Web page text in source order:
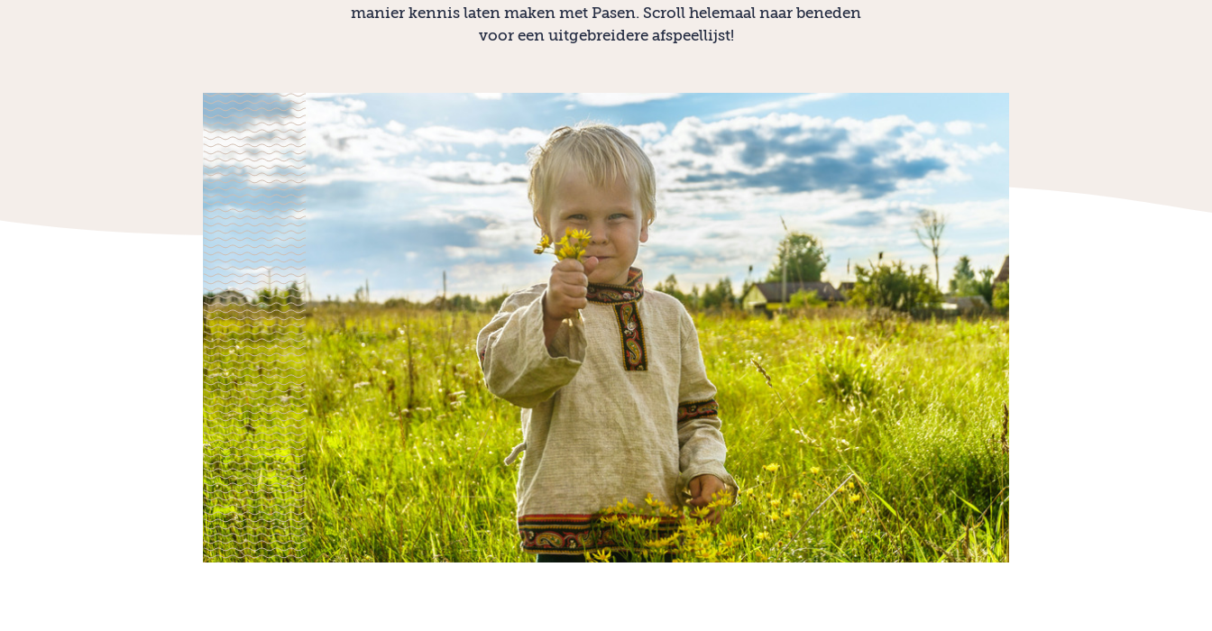
manier kennis laten maken met Pasen. Scroll helemaal naar beneden
voor een uitgebreidere afspeellijst!